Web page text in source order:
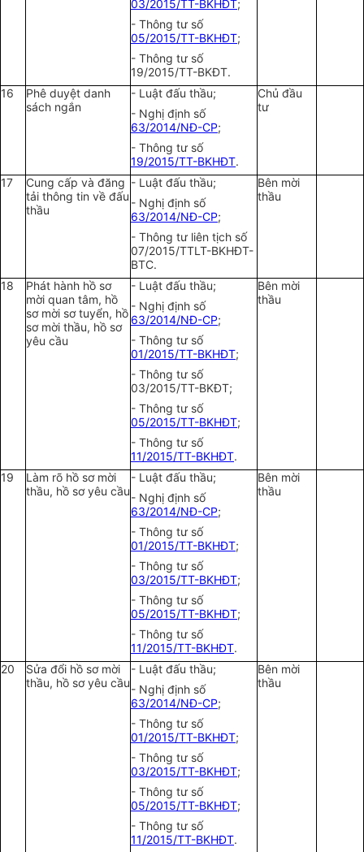
03/2015/TT-BKHĐT;
- Thông tư số
05/2015/TT-BKHĐT;
- Thông tư số
19/2015/TT-BKĐT.
16
Phê duyệt danh
sách ngắn
- Luật đấu thầu;
- Nghị định số
63/2014/NĐ-CP;
- Thông tư số
19/2015/TT-BKHĐT.
Chủ đầu
tư
17
Cung cấp và đăng
tải thông tin về đấu
thầu
- Luật đấu thầu;
- Nghị định số
63/2014/NĐ-CP;
- Thông tư liên tịch số
07/2015/TTLT-BKHĐT-
BTC.
Bên mời
thầu
18
Phát hành hồ sơ
mời quan tâm, hồ
sơ mời sơ tuyển, hồ
sơ mời thầu, hồ sơ
yêu cầu
- Luật đấu thầu;
- Nghị định số
63/2014/NĐ-CP;
- Thông tư số
01/2015/TT-BKHĐT;
- Thông tư số
03/2015/TT-BKĐT;
- Thông tư số
05/2015/TT-BKHĐT;
- Thông tư số
11/2015/TT-BKHĐT.
Bên mời
thầu
19
Làm rõ hồ sơ mời
thầu, hồ sơ yêu cầu
- Luật đấu thầu;
- Nghị định số
63/2014/NĐ-CP;
- Thông tư số
01/2015/TT-BKHĐT;
- Thông tư số
03/2015/TT-BKHĐT;
- Thông tư số
05/2015/TT-BKHĐT;
- Thông tư số
11/2015/TT-BKHĐT.
Bên mời
thầu
20
Sửa đổi hồ sơ mời
thầu, hồ sơ yêu cầu
- Luật đấu thầu;
- Nghị định số
63/2014/NĐ-CP;
- Thông tư số
01/2015/TT-BKHĐT;
- Thông tư số
03/2015/TT-BKHĐT;
- Thông tư số
05/2015/TT-BKHĐT;
- Thông tư số
11/2015/TT-BKHĐT.
Bên mời
thầu